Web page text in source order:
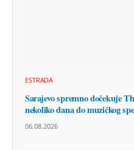
ESTRADA
Sarajevo spremno dočekuje
nekoliko dana do muzičkog
06.08.2026